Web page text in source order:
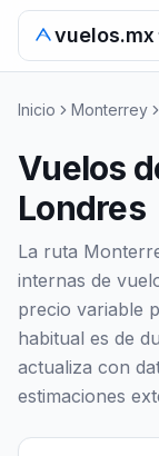
vuelos.mx
Inicio Monterrey
Vuelos
Londres
La ruta
internas de
precio variable
habitual es de
actualiza con
estimaciones